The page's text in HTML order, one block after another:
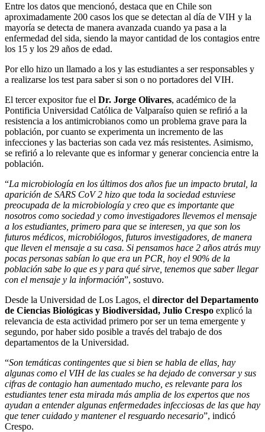
Entre los datos que mencionó, destaca que en Chile son
aproximadamente 200 casos los que se detectan al día de VIH y la
mayoría se detecta de manera avanzada cuando ya pasa a la
enfermedad del sida, siendo la mayor cantidad de los contagios entre
los 15 y los 29 años de edad.
Por ello hizo un llamado a los y las estudiantes a ser responsables y
a realizarse los test para saber si son o no portadores del VIH.
El tercer expositor fue el Dr. Jorge Olivares, académico de la
Pontificia Universidad Católica de Valparaíso quien se refirió a la
resistencia a los antimicrobianos como un problema grave para la
población, por cuanto se experimenta un incremento de las
infecciones y las bacterias son cada vez más resistentes. Asimismo,
se refirió a lo relevante que es informar y generar conciencia entre la
población.
“La microbiología en los últimos dos años fue un impacto brutal, la
aparición de SARS CoV 2 hizo que toda la sociedad estuviese
preocupada de la microbiología y creo que es importante que
nosotros como sociedad y como investigadores llevemos el mensaje
a los estudiantes, primero para que se interesen, ya que son los
futuros médicos, microbiólogos, futuros investigadores, de manera
que lleven el mensaje a su casa. Si pensamos hace 2 años atrás muy
pocas personas sabían lo que era un PCR, hoy el 90% de la
población sabe lo que es y para qué sirve, tenemos que saber llegar
con el mensaje y la información”, sostuvo.
Desde la Universidad de Los Lagos, el director del Departamento
de Ciencias Biológicas y Biodiversidad, Julio Crespo explicó la
relevancia de esta actividad primero por ser un tema emergente y
segundo, por haber sido posible a través del trabajo de dos
departamentos de la Universidad.
“Son temáticas contingentes que si bien se habla de ellas, hay
algunas como el VIH de las cuales se ha dejado de conversar y sus
cifras de contagio han aumentado mucho, es relevante para los
estudiantes tener esta mirada más amplia de los expertos que nos
ayudan a entender algunas enfermedades infecciosas de las que hay
que tener cuidado y mantener el resguardo necesario”, indicó
Crespo.